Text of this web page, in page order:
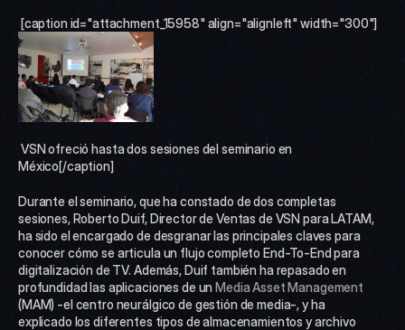
[caption id="attachment_15958" align="alignleft" width="300"]
México[/caption]
Durante el seminario, que ha constado de dos completas
sesiones, Roberto Duif, Director de Ventas de VSN para LATAM,
ha sido el encargado de desgranar las principales claves para
conocer cómo se articula un flujo completo End-To-End para
digitalización de TV. Además, Duif también ha repasado en
profundidad las aplicaciones de un Media Asset Management
(MAM) -el centro neurálgico de gestión de media-, y ha
explicado los diferentes tipos de almacenamientos y archivo